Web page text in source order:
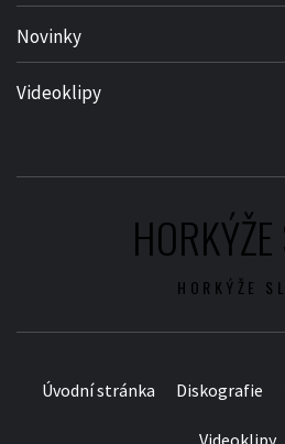
Novinky
Videoklipy
HORKÝŽE
Úvodní stránka Diskografie
Videoklipy